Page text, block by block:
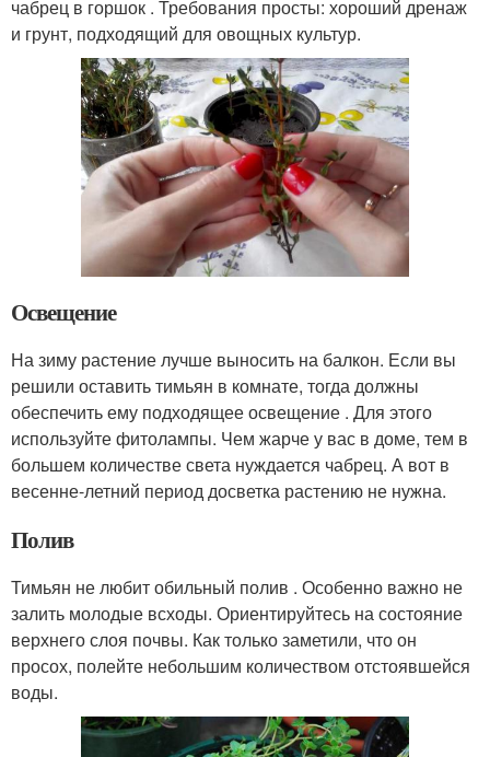
чабрец в горшок . Требования просты: хороший дренаж
и грунт, подходящий для овощных культур.
Освещение
На зиму растение лучше выносить на балкон. Если вы
решили оставить тимьян в комнате, тогда должны
обеспечить ему подходящее освещение . Для этого
используйте фитолампы. Чем жарче у вас в доме, тем в
большем количестве света нуждается чабрец. А вот в
весенне-летний период досветка растению не нужна.
Полив
Тимьян не любит обильный полив . Особенно важно не
залить молодые всходы. Ориентируйтесь на состояние
верхнего слоя почвы. Как только заметили, что он
просох, полейте небольшим количеством отстоявшейся
воды.